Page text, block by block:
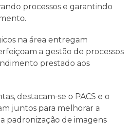
processos e garantindo
na área entregam
a gestão de processos
prestado aos
destacam-se o PACS e o
juntos para melhorar a
padronização de imagens